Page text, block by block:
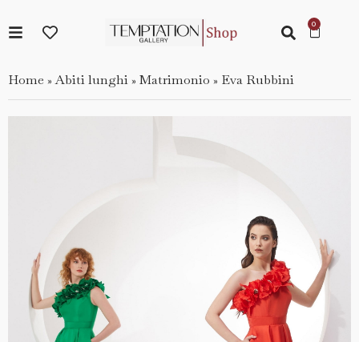
Home »Abiti lunghi » Matrimonio » Eva Rubbini